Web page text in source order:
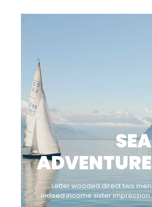
SEA
ADVENTURE
Letter wooded direct two men
indeed income sister impression.